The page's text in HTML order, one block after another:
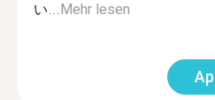
い...Mehr lesen